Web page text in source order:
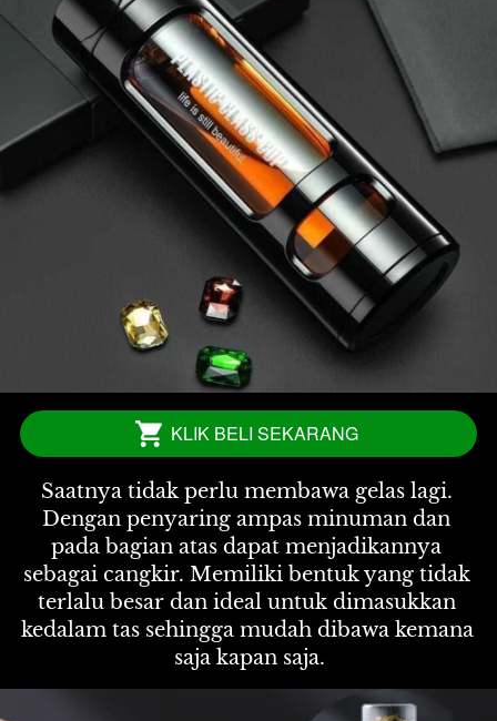
` KLIK BELI SEKARANG
Saatnya tidak perlu membawa gelas lagi.
Dengan penyaring ampas minuman dan
pada bagian atas dapat menjadikannya
sebagai cangkir. Memiliki bentuk yang tidak
terlalu besar dan ideal untuk dimasukkan
kedalam tas sehingga mudah dibawa kemana
saja kapan saja.